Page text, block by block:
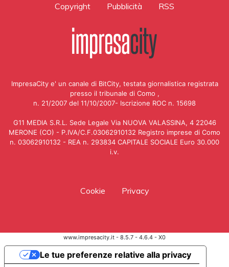
Copyright Pubblicità RSS
ImpresaCity e' un canale di BitCity, testata giornalistica registrata
presso il tribunale di Como ,
n. 21/2007 del 11/10/2007- Iscrizione ROC n. 15698
G11 MEDIA S.R.L. Sede Legale Via NUOVA VALASSINA, 4 22046
MERONE (CO) - P.IVA/C.F.03062910132 Registro imprese di Como
n. 03062910132 - REA n. 293834 CAPITALE SOCIALE Euro 30.000
i.v.
Cookie Privacy
www.impresacity.it - 8.5.7 - 4.6.4 - X0
Le tue preferenze relative alla privacy